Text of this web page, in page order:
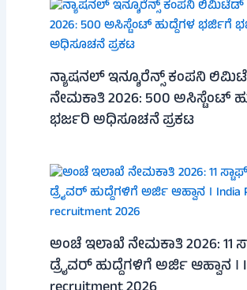
ನ್ಯಾಷನಲ್ ಇನ್ಶೂರೆನ್ಸ್ ಕಂಪನಿ
ನೇಮಕಾತಿ 2026: 500 ಅಸಿಸ್ಟೆಂಟ್
ಭರ್ಜರಿ ಅಧಿಸೂಚನೆ ಪ್ರಕಟ
ಅಂಚೆ ಇಲಾಖೆ ನೇಮಕಾತಿ 2026: 11
ಡ್ರೈವರ್ ಹುದ್ದೆಗಳಿಗೆ ಅರ್ಜಿ ಆಹ್ವಾನ ।